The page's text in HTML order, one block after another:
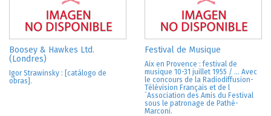
Boosey & Hawkes Ltd.
(Londres)
Igor Strawinsky : [catálogo de
obras].
Festival de Musique
Aix en Provence : festival de
musique 10-31 juillet 1955 / ... Avec
le concours de la Radiodiffusion-
Télévision Français et de l
´Association des Amis du Festival
sous le patronage de Pathé-
Marconi.